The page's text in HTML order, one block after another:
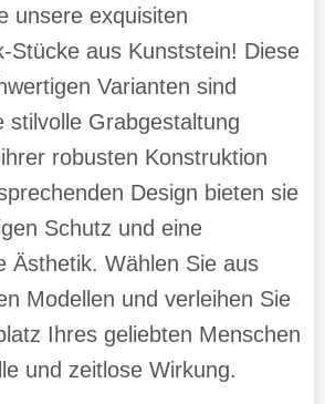
unsere exquisiten
Stücke aus Kunststein! Diese
Varianten sind
stilvolle Grabgestaltung
robusten Konstruktion
Design bieten sie
Schutz und eine
Ästhetik. Wählen Sie aus
Modellen und verleihen Sie
Ihres geliebten Menschen
und zeitlose Wirkung.